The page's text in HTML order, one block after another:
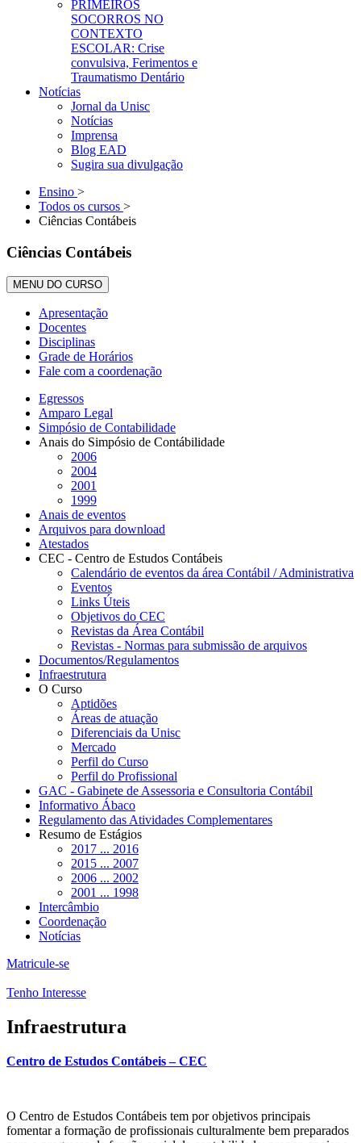
PRIMEIROS
SOCORROS NO
CONTEXTO
ESCOLAR: Crise
convulsiva, Ferimentos e
Traumatismo Dentário
Notícias
Jornal da Unisc
Notícias
Imprensa
Blog EAD
Sugira sua divulgação
Ensino >
Todos os cursos >
Ciências Contábeis
Ciências Contábeis
MENU DO CURSO
Apresentação
Docentes
Disciplinas
Grade de Horários
Fale com a coordenação
Egressos
Amparo Legal
Simpósio de Contabilidade
Anais do Simpósio de Contábilidade
2006
2004
2001
1999
Anais de eventos
Arquivos para download
Atestados
CEC - Centro de Estudos Contábeis
Calendário de eventos da área Contábil / Administrativa
Eventos
Links Úteis
Objetivos do CEC
Revistas da Área Contábil
Revistas - Normas para submissão de arquivos
Documentos/Regulamentos
Infraestrutura
O Curso
Aptidões
Áreas de atuação
Diferenciais da Unisc
Mercado
Perfil do Curso
Perfil do Profissional
GAC - Gabinete de Assessoria e Consultoria Contábil
Informativo Ábaco
Regulamento das Atividades Complementares
Resumo de Estágios
2017 ... 2016
2015 ... 2007
2006 ... 2002
2001 ... 1998
Intercâmbio
Coordenação
Notícias
Matricule-se
Tenho Interesse
Infraestrutura
Centro de Estudos Contábeis – CEC
O Centro de Estudos Contábeis tem por objetivos principais
fomentar a formação de profissionais culturalmente bem preparados